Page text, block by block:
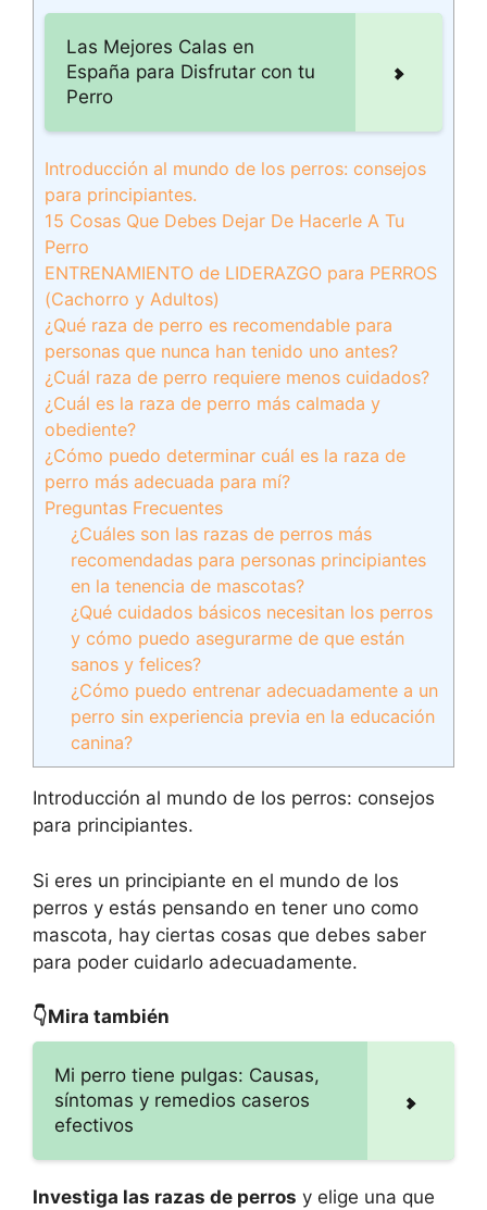
Las Mejores Calas en
España para Disfrutar con tu
Perro
Introducción al mundo de los perros: consejos
para principiantes.
15 Cosas Que Debes Dejar De Hacerle A Tu
Perro
ENTRENAMIENTO de LIDERAZGO para PERROS
(Cachorro y Adultos)
¿Qué raza de perro es recomendable para
personas que nunca han tenido uno antes?
¿Cuál raza de perro requiere menos cuidados?
¿Cuál es la raza de perro más calmada y
obediente?
¿Cómo puedo determinar cuál es la raza de
perro más adecuada para mí?
Preguntas Frecuentes
¿Cuáles son las razas de perros más
recomendadas para personas principiantes
en la tenencia de mascotas?
¿Qué cuidados básicos necesitan los perros
y cómo puedo asegurarme de que están
sanos y felices?
¿Cómo puedo entrenar adecuadamente a un
perro sin experiencia previa en la educación
canina?
Introducción al mundo de los perros: consejos
para principiantes.
Si eres un principiante en el mundo de los
perros y estás pensando en tener uno como
mascota, hay ciertas cosas que debes saber
para poder cuidarlo adecuadamente.
👇Mira también
Mi perro tiene pulgas: Causas,
síntomas y remedios caseros
efectivos
Investiga las razas de perros y elige una que